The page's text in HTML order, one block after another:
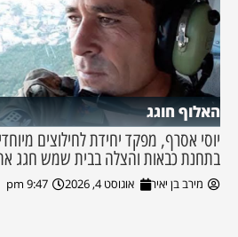
האלוף חוגג
יוסי אסרף, מפקד יחידת לחילוצים
בתחנת כבאות והצלה בבית שמש חגג
מירב בן יאיר אוגוסט 4, 2026 9:47 pm